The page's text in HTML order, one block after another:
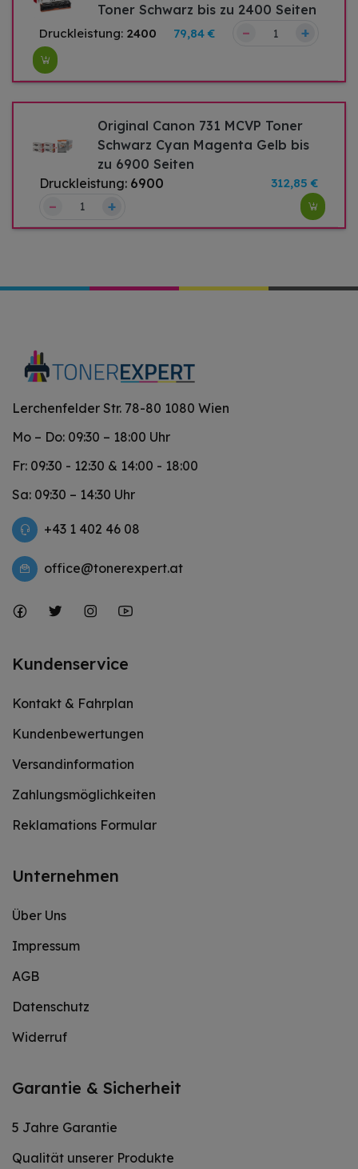
Toner Schwarz bis zu 2400 Seiten
Druckleistung: 2400 79,84 € – +
Original Canon 731 MCVP Toner
Schwarz Cyan Magenta Gelb bis
zu 6900 Seiten
Druckleistung: 6900 312,85 €
– +
Lerchenfelder Str. 78-80 1080 Wien
Mo – Do: 09:30 – 18:00 Uhr
Fr: 09:30 - 12:30 & 14:00 - 18:00
Sa: 09:30 – 14:30 Uhr
+43 1 402 46 08
office@tonerexpert.at
Kundenservice
Kontakt & Fahrplan
Kundenbewertungen
Versandinformation
Zahlungsmöglichkeiten
Reklamations Formular
Unternehmen
Über Uns
Impressum
AGB
Datenschutz
Widerruf
Garantie & Sicherheit
5 Jahre Garantie
Qualität unserer Produkte